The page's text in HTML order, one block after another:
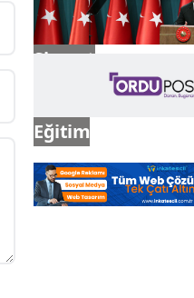
Siyaset
Eğitim